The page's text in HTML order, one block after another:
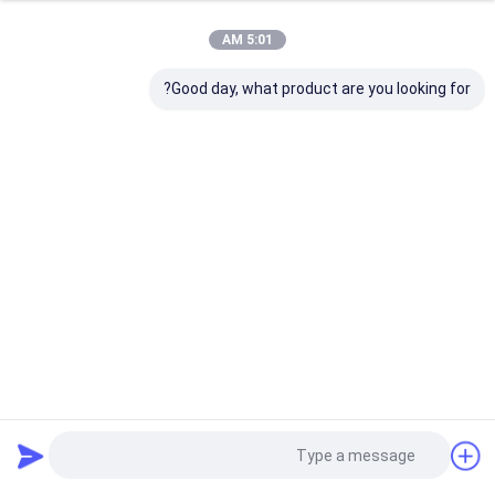
5:01 AM
Good day, what product are you looking for?